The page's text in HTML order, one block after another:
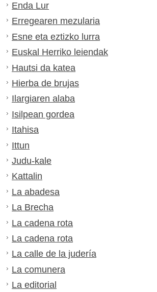
Enda Lur
Erregearen mezularia
Esne eta eztizko lurra
Euskal Herriko leiendak
Hautsi da katea
Hierba de brujas
Ilargiaren alaba
Isilpean gordea
Itahisa
Ittun
Judu-kale
Kattalin
La abadesa
La Brecha
La cadena rota
La cadena rota
La calle de la judería
La comunera
La editorial